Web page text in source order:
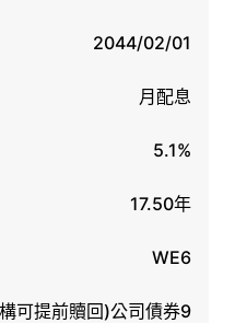
2044/02/01
月配息
5.1%
17.50年
WE6
可提前贖回)公司債券9